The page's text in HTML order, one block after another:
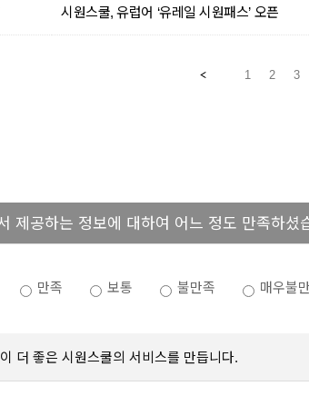
시원스쿨, 유럽어 ‘유레일 시원패스’ 오픈
1 2 3
제공하는 정보에 대하여 어느 정도 만족하셨
만족 보통 불만족 매우불
더 좋은 시원스쿨의 서비스를 만듭니다.